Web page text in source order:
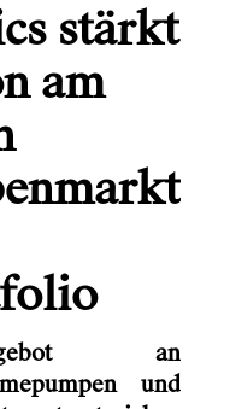
stärkt
am
an
und